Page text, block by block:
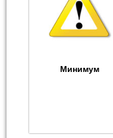
Минимум